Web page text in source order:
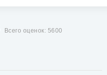
Всего оценок: 5600